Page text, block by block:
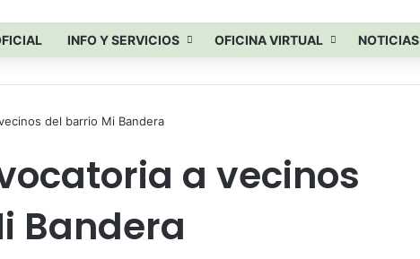
INFO Y SERVICIOS OFICINA VIRTUAL NOTICIAS
del barrio Mi Bandera
a vecinos
Bandera